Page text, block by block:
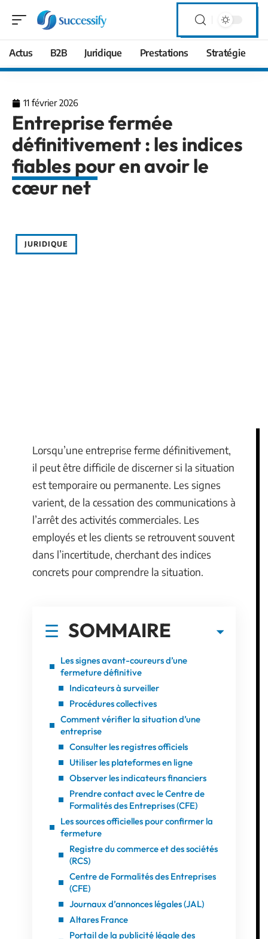
Actus B2B Juridique Prestations Stratégie
11 février 2026
Entreprise fermée
définitivement : les indices
fiables pour en avoir le
cœur net
JURIDIQUE
Lorsqu’une entreprise ferme définitivement,
il peut être difficile de discerner si la situation
est temporaire ou permanente. Les signes
varient, de la cessation des communications à
l’arrêt des activités commerciales. Les
employés et les clients se retrouvent souvent
dans l’incertitude, cherchant des indices
concrets pour comprendre la situation.
SOMMAIRE
Les signes avant-coureurs d’une
fermeture définitive
Indicateurs à surveiller
Procédures collectives
Comment vérifier la situation d’une
entreprise
Consulter les registres officiels
Utiliser les plateformes en ligne
Observer les indicateurs financiers
Prendre contact avec le Centre de
Formalités des Entreprises (CFE)
Les sources officielles pour confirmer la
fermeture
Registre du commerce et des sociétés
(RCS)
Centre de Formalités des Entreprises
(CFE)
Journaux d’annonces légales (JAL)
Altares France
Portail de la publicité légale des